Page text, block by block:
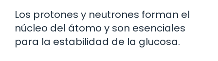
Los protones y neutrones forman el
núcleo del átomo y son esenciales
para la estabilidad de la glucosa.